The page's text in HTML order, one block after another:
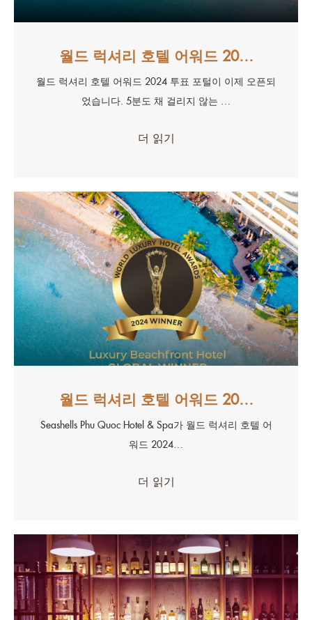
월드 럭셔리 호텔 어워드 20…
월드 럭셔리 호텔 어워드 2024 투표 포털이 이제 오픈되
었습니다. 5분도 채 걸리지 않는 …
더 읽기
월드 럭셔리 호텔 어워드 20…
Seashells Phu Quoc Hotel & Spa가 월드 럭셔리 호텔 어
워드 2024…
더 읽기